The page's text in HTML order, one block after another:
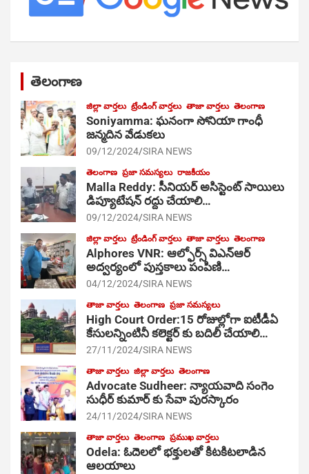
తెలంగాణ
జిల్లా వార్తలు ట్రేండింగ్ వార్తలు తాజా వార్తలు తెలంగాణ
Soniyamma: ఘ‌నంగా సోనియా గాంధీ
జ‌న్మ‌దిన వేడుక‌లు
09/12/2024 SIRA NEWS
తెలంగాణ ప్రజా సమస్యలు రాజకీయం
Malla Reddy: సీనియర్ అసిస్టెంట్ సాయిలు
డిప్యూటేషన్ రద్దు చేయాలి…
09/12/2024 SIRA NEWS
జిల్లా వార్తలు ట్రేండింగ్ వార్తలు తాజా వార్తలు తెలంగాణ
Alphores VNR: ఆల్ఫోర్స్ విఎన్ఆర్
అద్వర్యంలో పుస్తకాలు పంపిణి…
04/12/2024 SIRA NEWS
తాజా వార్తలు తెలంగాణ ప్రజా సమస్యలు
High Court Order:15 రోజుల్లోగా ఐటీడీఏ
కేసులన్నింటినీ కలెక్టర్ కు బదిలీ చేయాలి…
27/11/2024 SIRA NEWS
తాజా వార్తలు జిల్లా వార్తలు తెలంగాణ
Advocate Sudheer: న్యాయవాది సంగెం
సుధీర్ కుమార్ కు సేవా పురస్కారం
24/11/2024 SIRA NEWS
తాజా వార్తలు తెలంగాణ ప్రముఖ వార్తలు
Odela: ఓదెల‌లో భక్తులతో కిటకిటలాడిన
ఆల‌యాలు